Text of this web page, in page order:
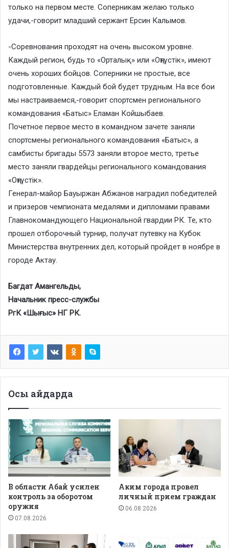
только на первом месте. Соперникам желаю только
удачи,-говорит младший сержант Ерсин Калымов.
-Соревнования проходят на очень высоком уровне.
Каждый регион, будь то «Орталық» или «Оңтүстік», имеют
очень хороших бойцов. Соперники не простые, все
подготовленные. Каждый бой будет трудным. На все бои
мы настраиваемся,-говорит спортсмен регионального
командования «Батыс» Еламан Койшыбаев.
Почетное первое место в командном зачете заняли
спортсмены регионального командования «Батыс», а
самбисты бригады 5573 заняли второе место, третье
место заняли гвардейцы регионального командования
«Оңтүстік».
Генерал-майор Бауыржан Абжанов наградил победителей
и призеров чемпионата медалями и дипломами правами
Главнокомандующего Национальной гвардии РК. Те, кто
прошел отборочный турнир, получат путевку на Кубок
Министерства внутренних дел, который пройдет в ноябре в
городе Актау.
Багдат Амангельды,
Начальник пресс-службы
РгК «Шығыс» НГ РК.
Осы айдарда
В области Абай усилен
контроль за оборотом
оружия
07.08.2026
Аким города провел
личный прием граждан
06.08.2026